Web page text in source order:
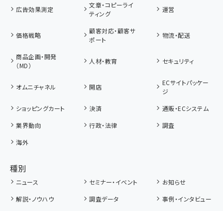
広告効果測定
文章・コピーライ
ティング
運営
価格戦略
顧客対応・顧客サ
ポート
物流・配送
商品企画・開発
（MD）
人材・教育 セキュリティ
オムニチャネル 開店
ECサイトパッケー
ジ
ショッピングカート
決済
通販・ECシステム
業界動向
行政・法律
調査
海外
種別
ニュース セミナー・イベント
お知らせ
解説・ノウハウ
調査データ
事例・インタビュー